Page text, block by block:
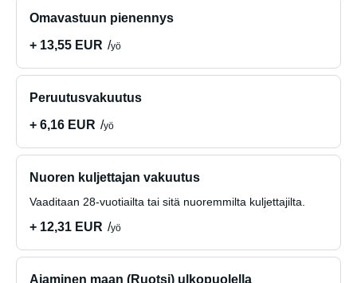
Omavastuun pienennys
+ 13,55 EUR
yö
Peruutusvakuutus
+ 6,16 EUR
yö
Nuoren kuljettajan vakuutus
Vaaditaan 28-vuotiailta tai sitä nuoremmilta kuljettajilta.
+ 12,31 EUR yö
Ajaminen maan (Ruotsi) ulkopuolella